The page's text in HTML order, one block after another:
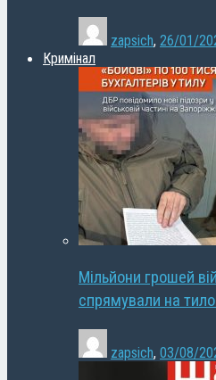
zapsich, 26/01/
Кримінал
Мільйони грошей
спрямували на
zapsich, 03/08/